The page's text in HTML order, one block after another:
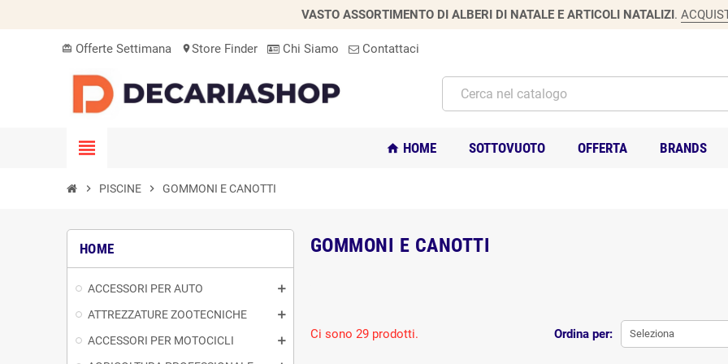
VASTO ASSORTIMENTO DI ALBERI DI NATALE E ARTICOLI NATALIZI.
card_giftcard Offerte Settimana location_onStore Finder Chi Siamo Contattaci
view_headline home HOME SOTTOVUOTO OFFERTA BRANDS
chevron_right PISCINE chevron_right GOMMONI E CANOTTI
HOME
ACCESSORI PER AUTO
ATTREZZATURE ZOOTECNICHE
ACCESSORI PER MOTOCICLI
GOMMONI E CANOTTI
Ordina per: Seleziona
Ci sono 29 prodotti.